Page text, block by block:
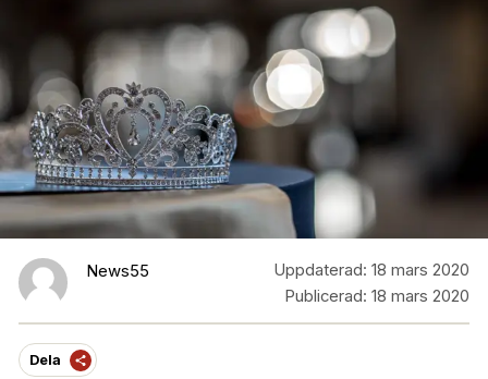
News55 Uppdaterad: 18 mars 2020
Publicerad: 18 mars 2020
Dela